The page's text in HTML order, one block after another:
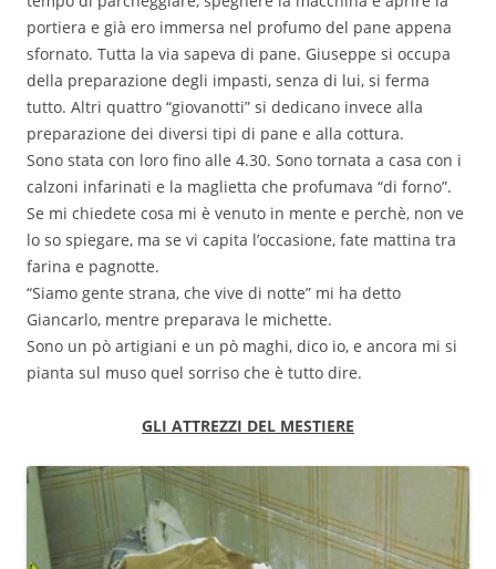
portiera e già ero immersa nel profumo del pane appena
sfornato. Tutta la via sapeva di pane. Giuseppe si occupa
della preparazione degli impasti, senza di lui, si ferma
tutto. Altri quattro “giovanotti” si dedicano invece alla
preparazione dei diversi tipi di pane e alla cottura.
Sono stata con loro fino alle 4.30. Sono tornata a casa con i
calzoni infarinati e la maglietta che profumava “di forno”.
Se mi chiedete cosa mi è venuto in mente e perchè, non ve
lo so spiegare, ma se vi capita l’occasione, fate mattina tra
farina e pagnotte.
“Siamo gente strana, che vive di notte” mi ha detto
Giancarlo, mentre preparava le michette.
Sono un pò artigiani e un pò maghi, dico io, e ancora mi si
pianta sul muso quel sorriso che è tutto dire.
GLI ATTREZZI DEL MESTIERE